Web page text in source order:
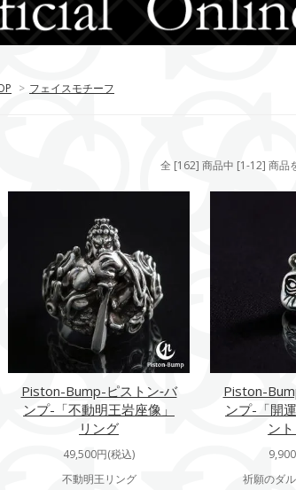
> フェイスモチーフ
全 [162] 商品中 [1-12] 商品
Piston-Bump-ピストン‐バ
ンプ-「不動明王岩座像」
リング
49,500円(税込)
不動明王リング
Piston-
ンプ-「開
ン
祈願のダ